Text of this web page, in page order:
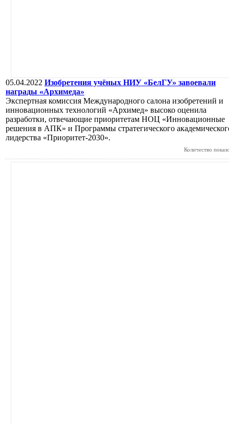
05.04.2022 Изобретения учёных НИУ «БелГУ» завоевали
награды «Архимеда»
Экспертная комиссия Международного салона изобретений и
инновационных технологий «Архимед» высоко оценила
разработки, отвечающие приоритетам НОЦ «Инновационные
решения в АПК» и Программы стратегического
лидерства «Приоритет-2030».
Количество